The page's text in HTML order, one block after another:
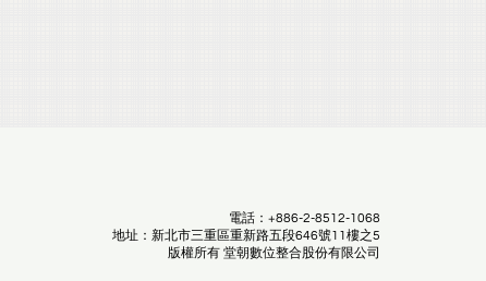
電話：+886-2-8512-1068
地址：新北市三重區重新路五段646號11樓之5
版權所有 堂朝數位整合股份有限公司